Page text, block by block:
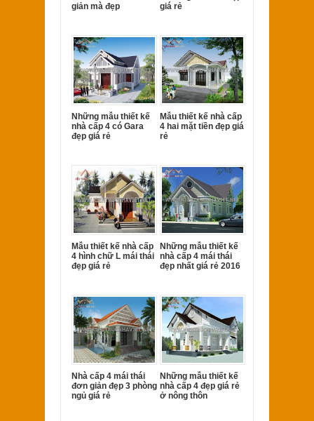
giản mà đẹp
giá rẻ
Những mẫu thiết kế
nhà cấp 4 có Gara
đẹp giá rẻ
Mẫu thiết kế nhà cấp
4 hai mặt tiền đẹp giá
rẻ
Mẫu thiết kế nhà cấp
4 hình chữ L mái thái
đẹp giá rẻ
Những mẫu thiết kế
nhà cấp 4 mái thái
đẹp nhất giá rẻ 2016
Nhà cấp 4 mái thái
đơn giản đẹp 3 phòng
ngủ giá rẻ
Những mẫu thiết kế
nhà cấp 4 đẹp giá rẻ
ở nông thôn